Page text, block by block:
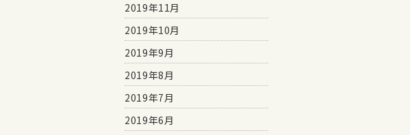
2019年11月
2019年10月
2019年9月
2019年8月
2019年7月
2019年6月